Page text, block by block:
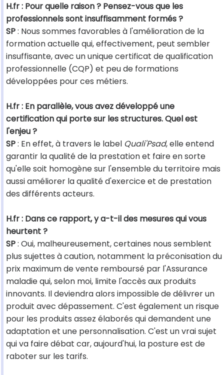
H.fr : Pour quelle raison ? Pensez-vous que les
professionnels sont insuffisamment formés ?
SP: Nous sommes favorables à l'amélioration de la
formation actuelle qui, effectivement, peut sembler
insuffisante, avec un unique certificat de qualification
professionnelle (CQP) et peu de formations
développées pour ces métiers.
H.fr : En parallèle, vous avez développé une
certification qui porte sur les structures. Quel est
l'enjeu ?
SP: En effet, à travers le label Quali'Psad, elle entend
garantir la qualité de la prestation et faire en sorte
qu'elle soit homogène sur l'ensemble du territoire mais
aussi améliorer la qualité d'exercice et de prestation
des différents acteurs.
H.fr : Dans ce rapport, y a-t-il des mesures qui vous
heurtent ?
SP: Oui, malheureusement, certaines nous semblent
plus sujettes à caution, notamment la préconisation du
prix maximum de vente remboursé par l'Assurance
maladie qui, selon moi, limite l'accès aux produits
innovants. Il deviendra alors impossible de délivrer un
produit avec dépassement. C'est également un risque
pour les produits assez élaborés qui demandent une
adaptation et une personnalisation. C'est un vrai sujet
qui va faire débat car, aujourd'hui, la posture est de
raboter sur les tarifs.